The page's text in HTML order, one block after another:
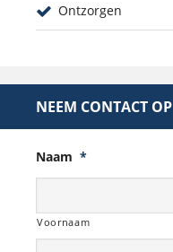
Ontzorgen
NEEM CONTACT OP
Naam *
Voornaam